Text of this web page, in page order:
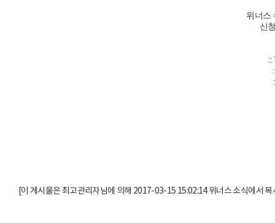
위너스
신
::
[이 게시물은 최고관리자님에 의해 2017-03-15 15:02:14 위너스 소식에서 복